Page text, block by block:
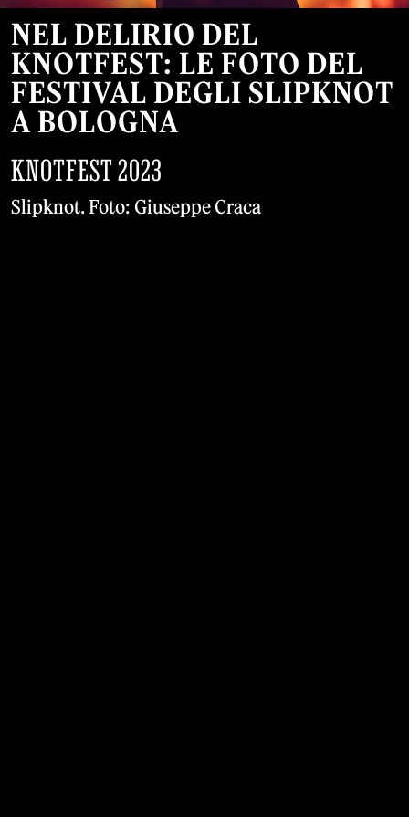
NEL DELIRIO DEL
KNOTFEST: LE FOTO DEL
FESTIVAL DEGLI SLIPKNOT
A BOLOGNA
KNOTFEST 2023
Slipknot. Foto: Giuseppe Craca